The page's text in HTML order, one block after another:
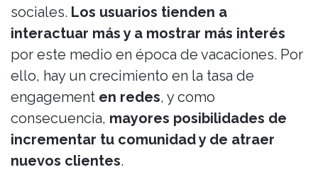
sociales. Los usuarios tienden a
interactuar más y a mostrar más interés
por este medio en época de vacaciones. Por
ello, hay un crecimiento en la tasa de
engagement en redes, y como
consecuencia, mayores posibilidades de
incrementar tu comunidad y de atraer
nuevos clientes.